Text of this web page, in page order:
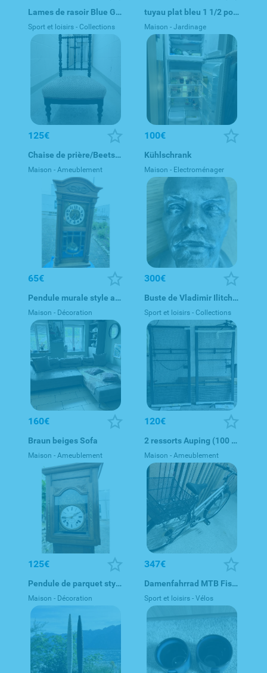
Lames de rasoir Blue Gillette Blades – King C. Gillette - 30s
Sport et loisirs - Collections
tuyau plat bleu 1 1/2 pouce (DN38) 30 mètres
Maison - Jardinage
125€
Chaise de prière/Beetstuhl
Maison - Ameublement
100€
Kühlschrank
Maison - Electroménager
65€
Pendule murale style ancien
Maison - Décoration
300€
Buste de Vladimir Ilitch Lénine, URSS, vers 1970–1980.
Sport et loisirs - Collections
160€
Braun beiges Sofa
Maison - Ameublement
120€
2 ressorts Auping (100 x 195 cm)
Maison - Ameublement
125€
Pendule de parquet style ancien
Maison - Décoration
347€
Damenfahrrad MTB Fischer, Räder 26 Zoll, Rahmenhöhe 49½ cm, 1
Sport et loisirs - Vélos